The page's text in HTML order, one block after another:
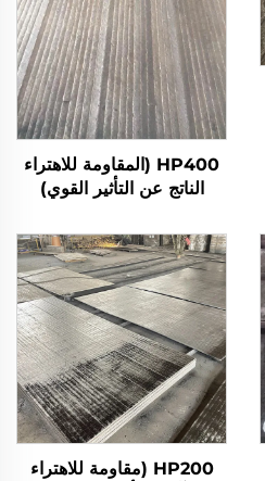
HP400 (المقاومة للاهتراء
الناتج عن التأثير القوي)
HP200 (مقاومة للاهتراء